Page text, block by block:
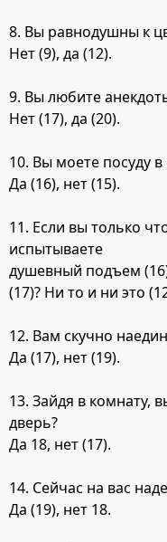
8. Вы равнодушны к
Нет (9), да (12).
9. Вы любите
Нет (17), да (20).
10. Вы моете посуду в
Да (16), нет (15).
11. Если вы только
испытываете
душевный подъем
(17)? Ни то и ни это
12. Вам скучно
Да (17), нет (19).
13. Зайдя в комнату,
дверь?
Да 18, нет (17).
14. Сейчас на вас
Да (19), нет 18.